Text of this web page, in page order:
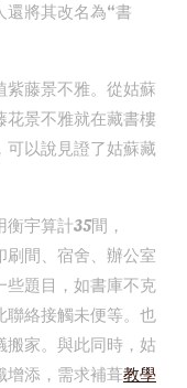
還將其改名為“書
藤景不雅。從姑蘇
花景不雅就在藏書樓
可以說見證了姑蘇藏
宇算計35間，
間、宿舍、辦公室
些題目，如書庫不克
聯絡接觸未便等。也
搬家。與此同時，姑
增添，需求補葺教學